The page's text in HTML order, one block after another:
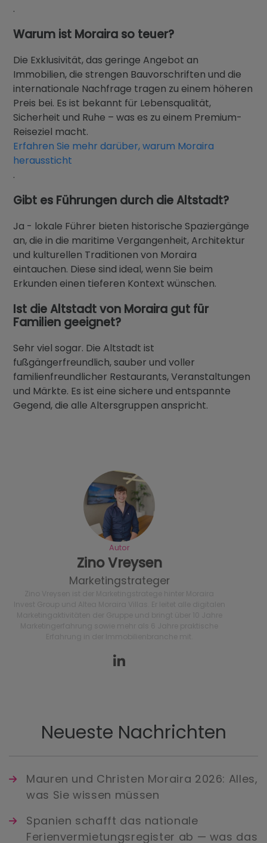
.
Warum ist Moraira so teuer?
Die Exklusivität, das geringe Angebot an
Immobilien, die strengen Bauvorschriften und die
internationale Nachfrage tragen zu einem höheren
Preis bei. Es ist bekannt für Lebensqualität,
Sicherheit und Ruhe – was es zu einem Premium-
Reiseziel macht.
Erfahren Sie mehr darüber, warum Moraira
heraussticht
.
Gibt es Führungen durch die Altstadt?
Ja - lokale Führer bieten historische Spaziergänge
an, die in die maritime Vergangenheit, Architektur
und kulturellen Traditionen von Moraira
eintauchen. Diese sind ideal, wenn Sie beim
Erkunden einen tieferen Kontext wünschen.
Ist die Altstadt von Moraira gut für
Familien geeignet?
Sehr viel sogar. Die Altstadt ist
fußgängerfreundlich, sauber und voller
familienfreundlicher Restaurants, Veranstaltungen
und Märkte. Es ist eine sichere und entspannte
Gegend, die alle Altersgruppen anspricht.
Autor
Zino Vreysen
Marketingstrateger
Neueste Nachrichten
Mauren und Christen Moraira 2026: Alles,
was Sie wissen müssen
Spanien schafft das nationale
Ferienvermietungsregister ab — was das